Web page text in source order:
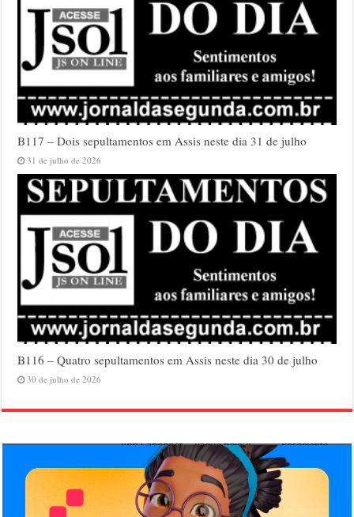
B117 – Dois sepultamentos em Assis neste dia 31 de julho
31 de julho de 2026
B116 – Quatro sepultamentos em Assis neste dia 30 de julho
30 de julho de 2026